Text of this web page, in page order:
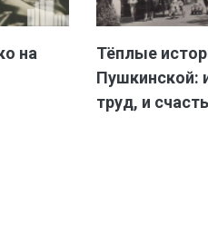
на
Тёплые
Пушкинской:
труд, и